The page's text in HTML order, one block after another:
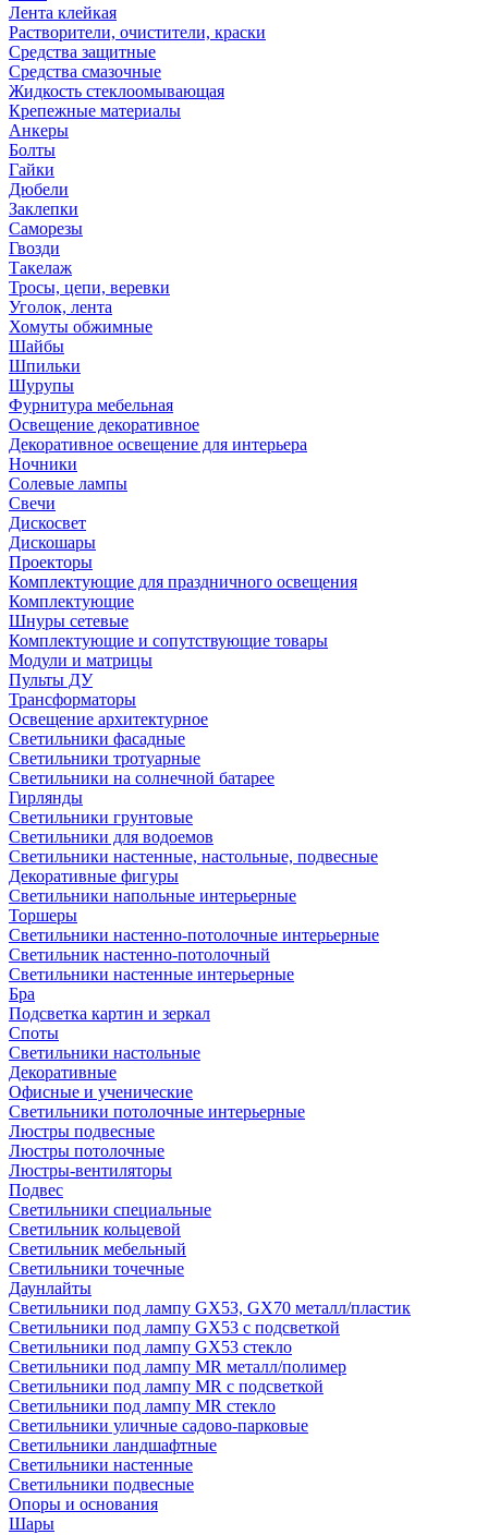
Лента клейкая
Растворители, очистители, краски
Средства защитные
Средства смазочные
Жидкость стеклоомывающая
Крепежные материалы
Анкеры
Болты
Гайки
Дюбели
Заклепки
Саморезы
Гвозди
Такелаж
Тросы, цепи, веревки
Уголок, лента
Хомуты обжимные
Шайбы
Шпильки
Шурупы
Фурнитура мебельная
Освещение декоративное
Декоративное освещение для интерьера
Ночники
Солевые лампы
Свечи
Дискосвет
Дискошары
Проекторы
Комплектующие для праздничного освещения
Комплектующие
Шнуры сетевые
Комплектующие и сопутствующие товары
Модули и матрицы
Пульты ДУ
Трансформаторы
Освещение архитектурное
Светильники фасадные
Светильники тротуарные
Светильники на солнечной батарее
Гирлянды
Светильники грунтовые
Светильники для водоемов
Светильники настенные, настольные, подвесные
Декоративные фигуры
Светильники напольные интерьерные
Торшеры
Светильники настенно-потолочные интерьерные
Светильник настенно-потолочный
Светильники настенные интерьерные
Бра
Подсветка картин и зеркал
Споты
Светильники настольные
Декоративные
Офисные и ученические
Светильники потолочные интерьерные
Люстры подвесные
Люстры потолочные
Люстры-вентиляторы
Подвес
Светильники специальные
Светильник кольцевой
Светильник мебельный
Светильники точечные
Даунлайты
Светильники под лампу GX53, GX70 металл/пластик
Светильники под лампу GX53 с подсветкой
Светильники под лампу GX53 стекло
Светильники под лампу MR металл/полимер
Светильники под лампу MR с подсветкой
Светильники под лампу MR стекло
Светильники уличные садово-парковые
Светильники ландшафтные
Светильники настенные
Светильники подвесные
Опоры и основания
Шары